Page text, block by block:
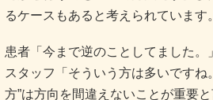
るケースもあると考えられています
患者「今まで逆のことしてました。」
スタッフ「そういう方は多いですね
方”は方向を間違えないことが重要と